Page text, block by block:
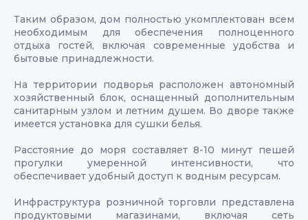
Таким образом, дом полностью укомплектован всем
необходимым для обеспечения полноценного
отдыха гостей, включая современные удобства и
бытовые принадлежности.
На территории подворья расположен автономный
хозяйственный блок, оснащенный дополнительным
санитарным узлом и летним душем. Во дворе также
имеется установка для сушки белья.
Расстояние до моря составляет 8-10 минут пешей
прогулки умеренной интенсивности, что
обеспечивает удобный доступ к водным ресурсам.
Инфраструктура розничной торговли представлена
продуктовыми магазинами, включая сеть